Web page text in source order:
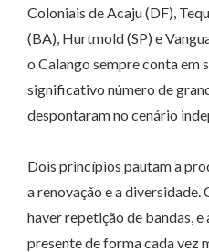
Coloniais de Acaju (DF),
(BA), Hurtmold (SP) e
o Calango sempre conta em
significativo número de
despontaram no cenário
Dois princípios pautam a
a renovação e a
haver repetição de bandas,
presente de forma cada vez